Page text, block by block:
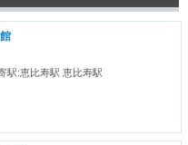
駅:恵比寿駅 恵比寿駅